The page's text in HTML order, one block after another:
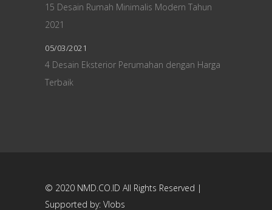
15 Desain Rumah Minimalis Modern Tahun
2021
05/03/2021
4 Desain Eksterior Perumahan dengan Harga
Terbaik
© 2020 NMD.CO.ID All Rights Reserved |
Supported by: Vlobs